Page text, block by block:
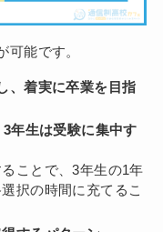
可能です。
、着実に卒業を目指
年生は受験に集中す
ことで、3年生の1年
択の時間に充てるこ